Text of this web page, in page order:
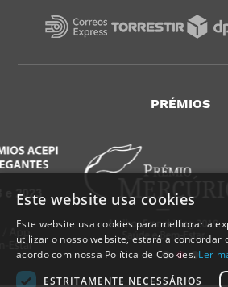
PRÉMIOS
Este website usa cookies
Este website usa cookies para melhorar a
utilizar o nosso website, estará a concordar
acordo com nossa Política de Cookies. Ler
ESTRITAMENTE NECESSÁRIOS